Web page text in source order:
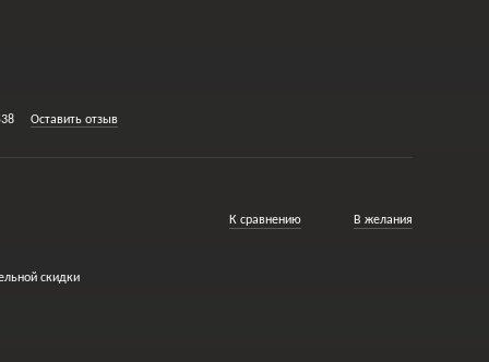
Оставить отзыв
К сравнению В желания
скидки